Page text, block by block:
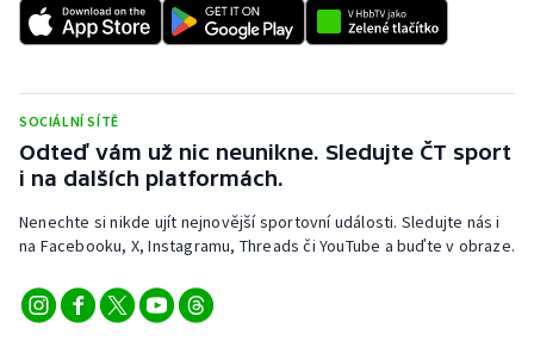
Sportovní střelba
Triatlon
Veslování
Vodní slalom
Volejbal
SOCIÁLNÍ SÍTĚ
Odteď vám už nic neunikne. Sledujte ČT sport
i na dalších platformách.
Nenechte si nikde ujít nejnovější sportovní události. Sledujte nás i
na Facebooku, X, Instagramu, Threads či YouTube a buďte v obraze.